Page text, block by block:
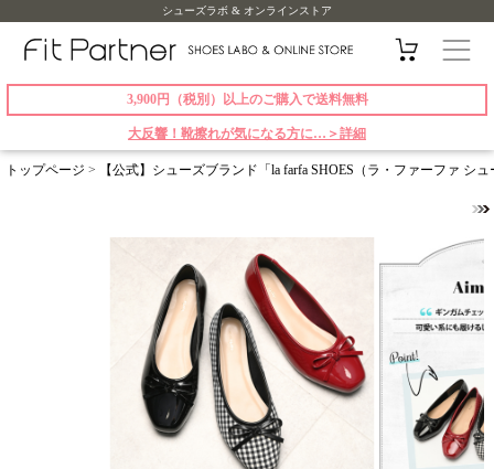
シューズラボ & オンラインストア
3,900円（税別）以上のご購入で送料無料
大反響！靴擦れが気になる方に…＞詳細
トップページ > 【公式】シューズブランド「la farfa SHOES（ラ・ファーファ シ